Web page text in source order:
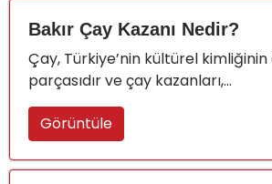
Bakır Çay Kazanı Nedir?
Çay, Türkiye’nin kültürel
parçasıdır ve çay kazanları,...
Görüntüle